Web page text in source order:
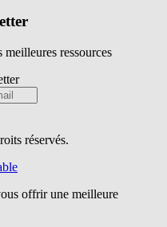
meilleures ressources
réservés.
offrir une meilleure